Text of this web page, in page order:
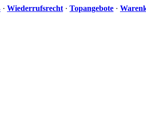
· Wiederrufsrecht · Topangebote ·